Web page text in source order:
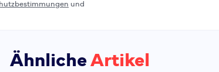
und
ÄhnlicheArtikel